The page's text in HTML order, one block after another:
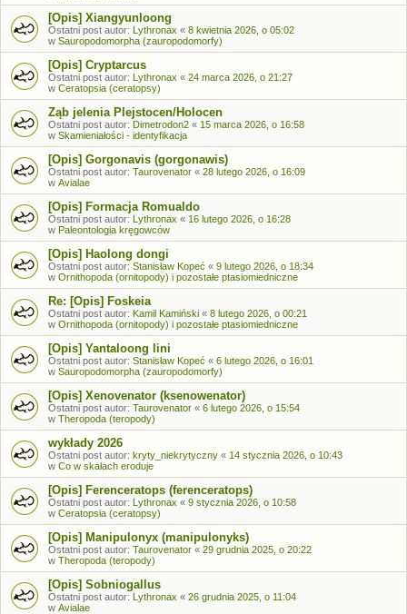
[Opis] Xiangyunloong
Ostatni post autor: Lythronax « 8 kwietnia 2026, o 05:02
w Sauropodomorpha (zauropodomorfy)
[Opis] Cryptarcus
Ostatni post autor: Lythronax « 24 marca 2026, o 21:27
w Ceratopsia (ceratopsy)
Ząb jelenia Plejstocen/Holocen
Ostatni post autor: Dimetrodon2 « 15 marca 2026, o 16:58
w Skamieniałości - identyfikacja
[Opis] Gorgonavis (gorgonawis)
Ostatni post autor: Taurovenator « 28 lutego 2026, o 16:09
w Avialae
[Opis] Formacja Romualdo
Ostatni post autor: Lythronax « 16 lutego 2026, o 16:28
w Paleontologia kręgowców
[Opis] Haolong dongi
Ostatni post autor: Stanisław Kopeć « 9 lutego 2026, o 18:34
w Ornithopoda (ornitopody) i pozostałe ptasiomiedniczne
Re: [Opis] Foskeia
Ostatni post autor: Kamil Kamiński « 8 lutego 2026, o 00:21
w Ornithopoda (ornitopody) i pozostałe ptasiomiedniczne
[Opis] Yantaloong lini
Ostatni post autor: Stanisław Kopeć « 6 lutego 2026, o 16:01
w Sauropodomorpha (zauropodomorfy)
[Opis] Xenovenator (ksenowenator)
Ostatni post autor: Taurovenator « 6 lutego 2026, o 15:54
w Theropoda (teropody)
wykłady 2026
Ostatni post autor: kryty_niekrytyczny « 14 stycznia 2026, o 10:43
w Co w skałach eroduje
[Opis] Ferenceratops (ferenceratops)
Ostatni post autor: Lythronax « 9 stycznia 2026, o 10:58
w Ceratopsia (ceratopsy)
[Opis] Manipulonyx (manipulonyks)
Ostatni post autor: Taurovenator « 29 grudnia 2025, o 20:22
w Theropoda (teropody)
[Opis] Sobniogallus
Ostatni post autor: Lythronax « 26 grudnia 2025, o 11:04
w Avialae